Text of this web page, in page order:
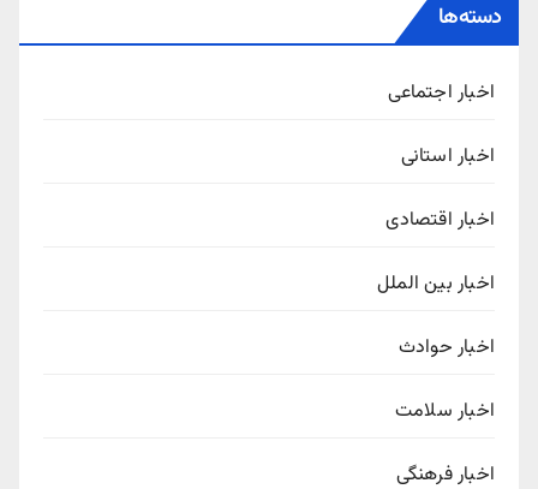
دسته‌ها
اخبار اجتماعی
اخبار استانی
اخبار اقتصادی
اخبار بین الملل
اخبار حوادث
اخبار سلامت
اخبار فرهنگی